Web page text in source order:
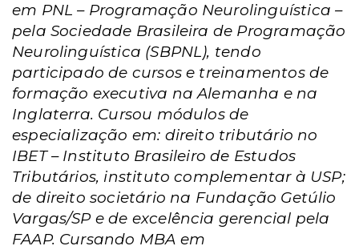
em PNL – Programação Neurolinguística –
pela Sociedade Brasileira de Programação
Neurolinguística (SBPNL), tendo
participado de cursos e treinamentos de
formação executiva na Alemanha e na
Inglaterra. Cursou módulos de
especialização em: direito tributário no
IBET – Instituto Brasileiro de Estudos
Tributários, instituto complementar à USP;
de direito societário na Fundação Getúlio
Vargas/SP e de excelência gerencial pela
FAAP. Cursando MBA em